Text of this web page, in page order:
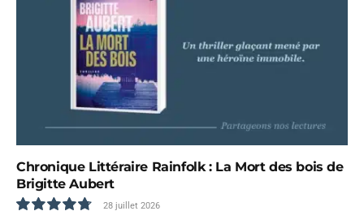
Chronique Littéraire Rainfolk : La Mort des bois de
Brigitte Aubert
28 juillet 2026